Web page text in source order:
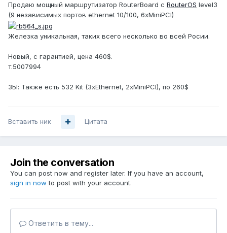
Продаю мощный маршрутизатор RouterBoard с RouterOS level3
(9 независимых портов ethernet 10/100, 6хMiniPCI)
Железка уникальная, таких всего несколько во всей Росии.
Новый, с гарантией, цена 460$.
т.5007994
ЗЫ: Также есть 532 Kit (3xEthernet, 2xMiniPCI), по 260$
Вставить ник Цитата
Join the conversation
You can post now and register later. If you have an account,
sign in now to post with your account.
Ответить в тему...